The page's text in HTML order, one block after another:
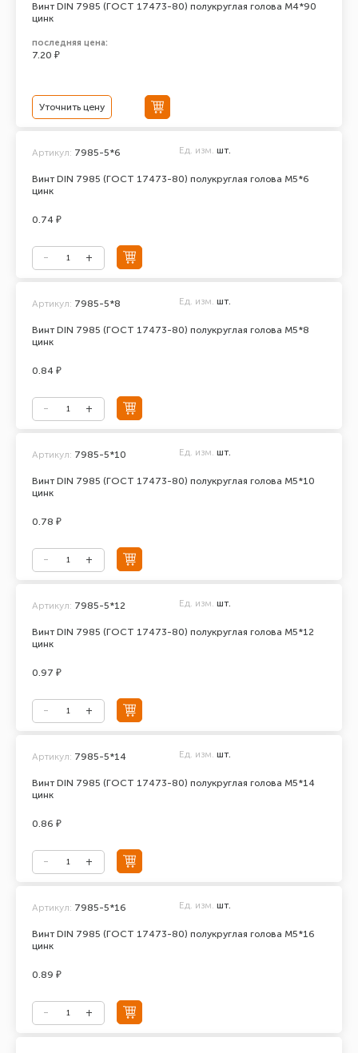
Винт DIN 7985 (ГОСТ 17473-80) полукруглая голова М4*90
цинк
последняя цена:
7.20 ₽
Уточнить цену
Винт DIN 7985 (ГОСТ 17473-80) полукруглая голова М5*6
цинк
Артикул: 7985-5*6 Ед. изм. шт.
0.74 ₽
Винт DIN 7985 (ГОСТ 17473-80) полукруглая голова М5*8
цинк
Артикул: 7985-5*8 Ед. изм. шт.
0.84 ₽
Винт DIN 7985 (ГОСТ 17473-80) полукруглая голова М5*10
цинк
Артикул: 7985-5*10 Ед. изм. шт.
0.78 ₽
Винт DIN 7985 (ГОСТ 17473-80) полукруглая голова М5*12
цинк
Артикул: 7985-5*12 Ед. изм. шт.
0.97 ₽
Винт DIN 7985 (ГОСТ 17473-80) полукруглая голова М5*14
цинк
Артикул: 7985-5*14 Ед. изм. шт.
0.86 ₽
Винт DIN 7985 (ГОСТ 17473-80) полукруглая голова М5*16
цинк
Артикул: 7985-5*16 Ед. изм. шт.
0.89 ₽